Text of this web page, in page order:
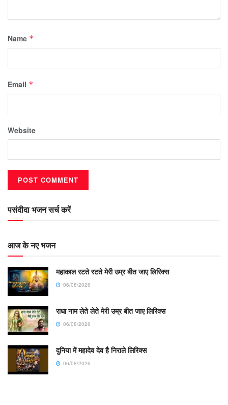
Name *
Email *
Website
पसंदीदा भजन सर्च करें
आज के नए भजन
महाकाल रटते रटते मेरी उम्र बीत जाए लिरिक्स
06/08/2026
राधा नाम लेते लेते मेरी उम्र बीत जाए लिरिक्स
06/08/2026
दुनिया में महादेव देव है निराले लिरिक्स
06/08/2026